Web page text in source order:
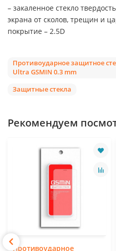
– закаленное стекло
экрана от сколов, трещин и
покрытие – 2.5D
Противоударное защитное
Ultra GSMIN 0.3 mm
Защитные стекла
Рекомендуем
Противоударное